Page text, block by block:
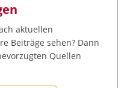
aktuellen
Beiträge sehen? Dann
Quellen